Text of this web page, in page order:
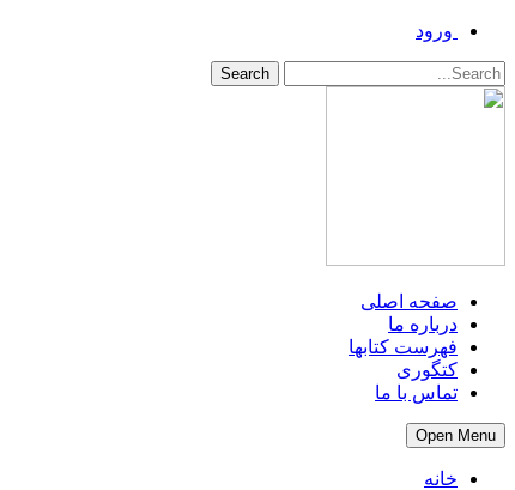
ورود
Search
صفحه اصلی
درباره ما
فهرست کتابها
کتگوری
تماس با ما
Open Menu
خانه